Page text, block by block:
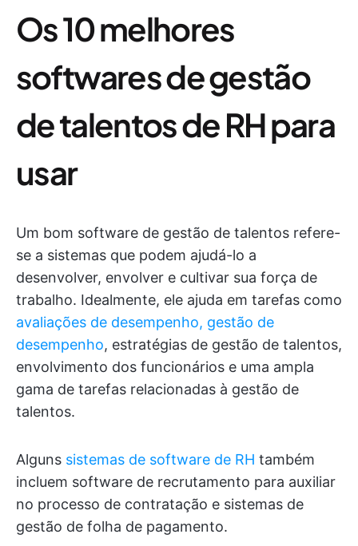
Os 10 melhores
softwares de gestão
de talentos de RH para
usar
Um bom software de gestão de talentos refere-
se a sistemas que podem ajudá-lo a
desenvolver, envolver e cultivar sua força de
trabalho. Idealmente, ele ajuda em tarefas como
avaliações de desempenho, gestão de
desempenho, estratégias de gestão de talentos,
envolvimento dos funcionários e uma ampla
gama de tarefas relacionadas à gestão de
talentos.
Alguns sistemas de software de RH também
incluem software de recrutamento para auxiliar
no processo de contratação e sistemas de
gestão de folha de pagamento.